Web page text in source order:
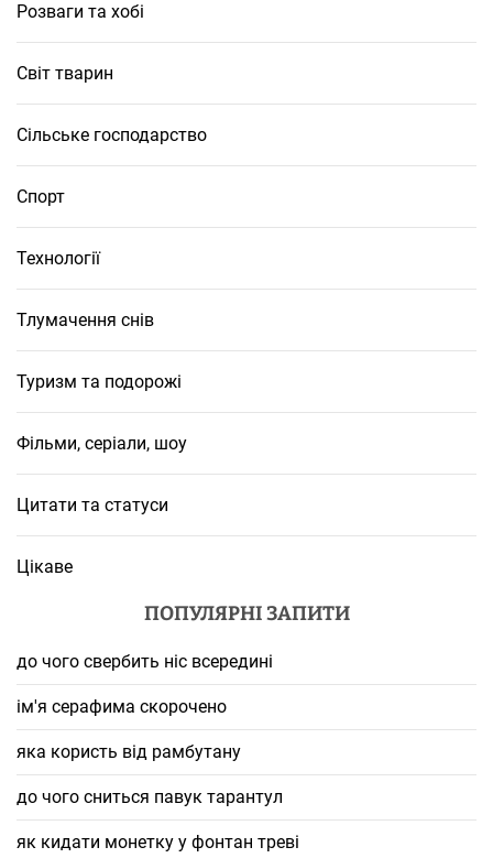
Розваги та хобі
Світ тварин
Сільське господарство
Спорт
Технології
Тлумачення снів
Туризм та подорожі
Фільми, серіали, шоу
Цитати та статуси
Цікаве
ПОПУЛЯРНІ ЗАПИТИ
до чого свербить ніс всередині
ім'я серафима скорочено
яка користь від рамбутану
до чого сниться павук тарантул
як кидати монетку у фонтан треві